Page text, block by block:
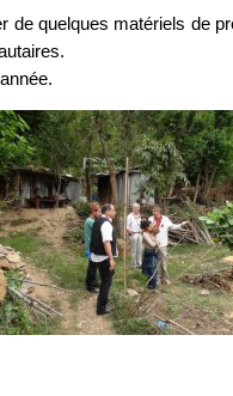
quelques matériels de